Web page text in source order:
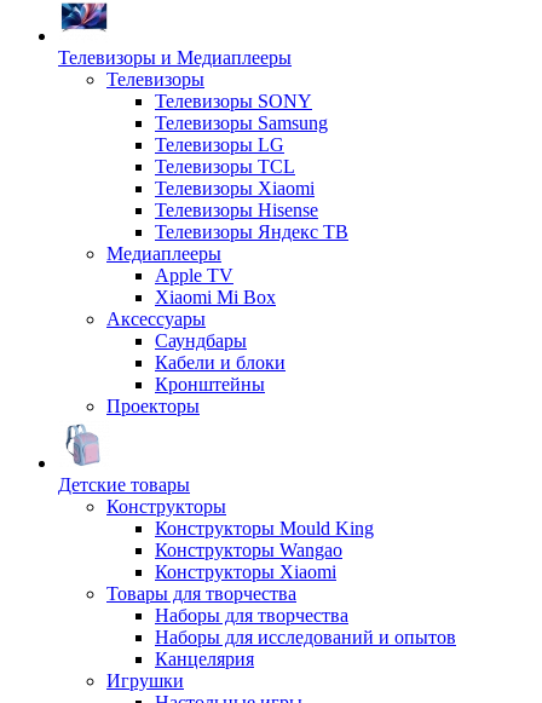
Телевизоры и Медиаплееры
Телевизоры
Телевизоры SONY
Телевизоры Samsung
Телевизоры LG
Телевизоры TCL
Телевизоры Xiaomi
Телевизоры Hisense
Телевизоры Яндекс ТВ
Медиаплееры
Apple TV
Xiaomi Mi Box
Аксессуары
Саундбары
Кабели и блоки
Кронштейны
Проекторы
Детские товары
Конструкторы
Конструкторы Mould King
Конструкторы Wangao
Конструкторы Xiaomi
Товары для творчества
Наборы для творчества
Наборы для исследований и опытов
Канцелярия
Игрушки